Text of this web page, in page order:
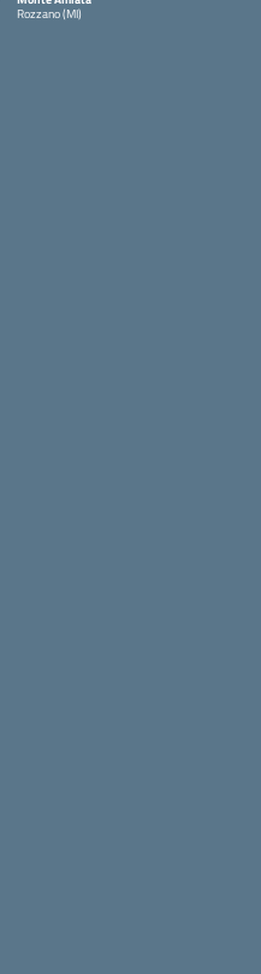
Rozzano (MI)